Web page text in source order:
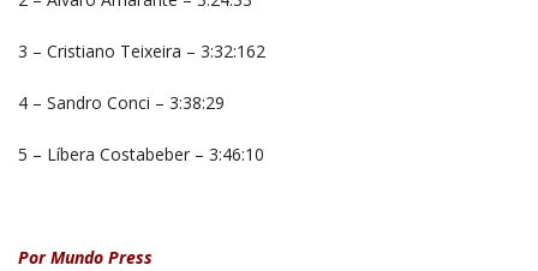
3 – Cristiano Teixeira – 3:32:162
4 – Sandro Conci – 3:38:29
5 – Líbera Costabeber – 3:46:10
Por Mundo Press